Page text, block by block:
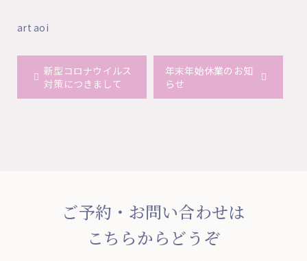
art aoi
新型コロナウイルス
対策につきまして
年末年始休業のお知
らせ
ご予約・お問い合わせは
こちらからどうぞ